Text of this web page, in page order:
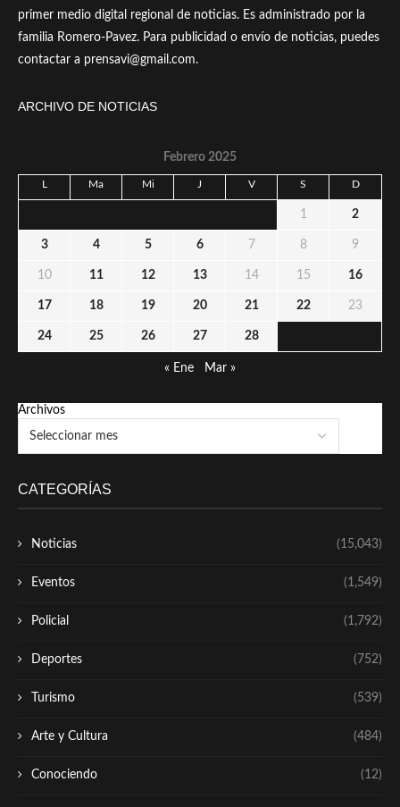
primer medio digital regional de noticias. Es administrado por la
familia Romero-Pavez. Para publicidad o envío de noticias, puedes
contactar a prensavi@gmail.com.
ARCHIVO DE NOTICIAS
Febrero 2025
Ma Mi J V S D
1 2
3 4 5 6 7 8 9
10 11 12 13 14 15 16
17 18 19 20 21 22 23
24 25 26 27 28
« Ene Mar »
Archivos
CATEGORÍAS
Noticias (15,043)
Eventos (1,549)
Policial (1,792)
Deportes (752)
Turismo (539)
Arte y Cultura (484)
Conociendo (12)